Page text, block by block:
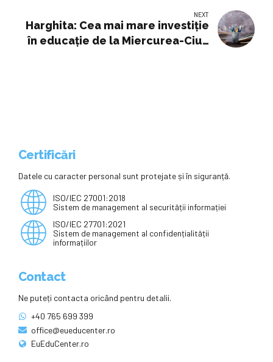
NEXT
Harghita: Cea mai mare investiție
în educație de la Miercurea-Ciuc
Certificări
Datele cu caracter personal sunt protejate și în siguranță.
ISO/IEC 27001:2018
Sistem de management al securității informației
ISO/IEC 27701:2021
Sistem de management al confidențialității
informațiilor
Contact
Ne puteți contacta oricând pentru detalii.
+40 765 699 399
office@eueducenter.ro
EuEduCenter.ro